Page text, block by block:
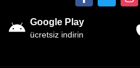
Google Play
ücretsiz indirin